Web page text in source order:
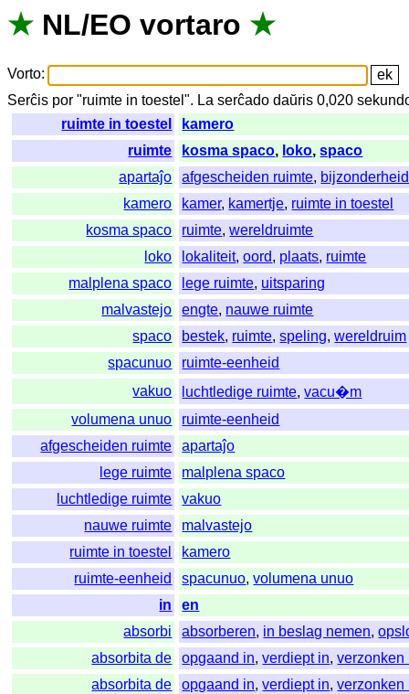
★ NL/EO vortaro ★
Vorto:
Serĉis por "ruimte in toestel". La serĉado daŭris 0,020
ruimte in toestel
kamero
ruimte
kosma spaco, loko,spaco
apartaĵo
afgescheiden ruimte, bijzonderheid
kamero
kamer, kamertje, ruimte in toestel
kosma spaco
ruimte,wereldruimte
loko
lokaliteit,oord, plaats, ruimte
malplena spaco
lege ruimte, uitsparing
malvastejo
engte, nauwe ruimte
spaco
bestek, ruimte,speling,wereldruim
spacunuo
ruimte-eenheid
vakuo
luchtledige ruimte,vacu�m
volumena unuo
ruimte-eenheid
afgescheiden ruimte
apartaĵo
lege ruimte
malplena spaco
luchtledige ruimte
vakuo
nauwe ruimte
malvastejo
ruimte in toestel
kamero
ruimte-eenheid
spacunuo,volumena unuo
in
en
absorbi
absorberen, in beslag nemen,
absorbita de
opgaand in,verdiept in,verzonken
absorbita de
opgaand in,verdiept in,verzonken